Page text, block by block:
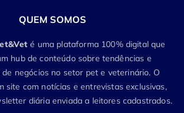
QUEM SOMOS
é uma plataforma 100% digital que
hub de conteúdo sobre tendências e
negócios no setor pet e veterinário. O
site com notícias e entrevistas exclusivas,
diária enviada a leitores cadastrados.